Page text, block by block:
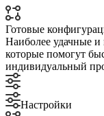
Готовые
Наиболее удачные и
которые помогут
индивидуальный
Настройки